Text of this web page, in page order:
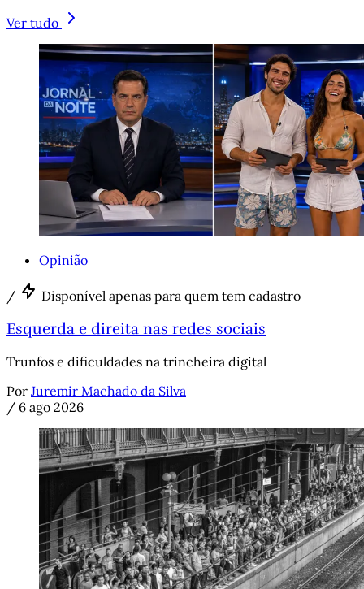
Ver tudo
Opinião
/ Disponível apenas para quem tem cadastro
Esquerda e direita nas redes sociais
Trunfos e dificuldades na trincheira digital
Por Juremir Machado da Silva
/ 6 ago 2026